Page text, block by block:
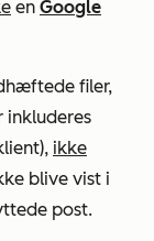
en Google
filer,
inkluderes
ikke
blive vist i
post.